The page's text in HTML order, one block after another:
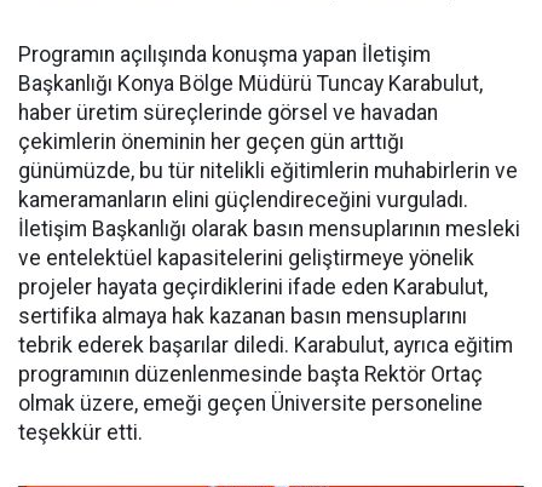
Programın açılışında konuşma yapan İletişim
Başkanlığı Konya Bölge Müdürü Tuncay Karabulut,
haber üretim süreçlerinde görsel ve havadan
çekimlerin öneminin her geçen gün arttığı
günümüzde, bu tür nitelikli eğitimlerin muhabirlerin ve
kameramanların elini güçlendireceğini vurguladı.
İletişim Başkanlığı olarak basın mensuplarının mesleki
ve entelektüel kapasitelerini geliştirmeye yönelik
projeler hayata geçirdiklerini ifade eden Karabulut,
sertifika almaya hak kazanan basın mensuplarını
tebrik ederek başarılar diledi. Karabulut, ayrıca eğitim
programının düzenlenmesinde başta Rektör Ortaç
olmak üzere, emeği geçen Üniversite personeline
teşekkür etti.